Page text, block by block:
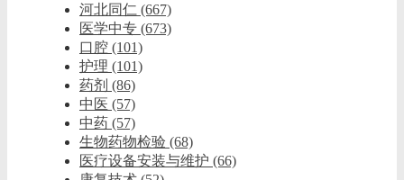
河北同仁 (667)
医学中专 (673)
口腔 (101)
护理 (101)
药剂 (86)
中医 (57)
中药 (57)
生物药物检验 (68)
医疗设备安装与维护 (66)